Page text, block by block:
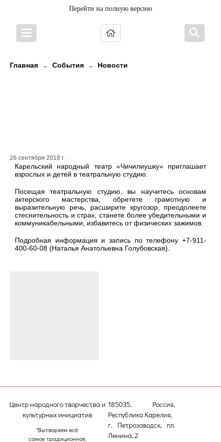
Перейти на полную версию
Главная → События → Новости
26 сентября 2018 г.
Карельский народный театр «Чичилиушку» приглашает
взрослых и детей в театральную студию.
Посещая театральную студию, вы научитесь основам
актерского мастерства, обретете грамотную и
выразительную речь, расширите кругозор, преодолеете
стеснительность и страх, станете более убедительными и
коммуникабельными, избавитесь от физических зажимов.
Подробная информация и запись по телефону +7-911-
400-60-08 (Наталья Анатольевна Голубовская).
Центр народного творчества и
культурных инициатив
"Вытворяем всё
самое традиционное,
185035, Россия,
Республика Карелия,
г. Петрозаводск, пл.
Ленина, 2